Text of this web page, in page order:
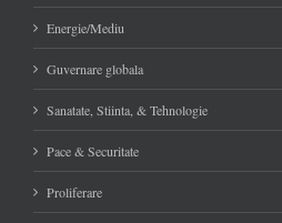
Energie/Mediu
Guvernare globala
Sanatate, Stiinta, & Tehnologie
Pace & Securitate
Proliferare